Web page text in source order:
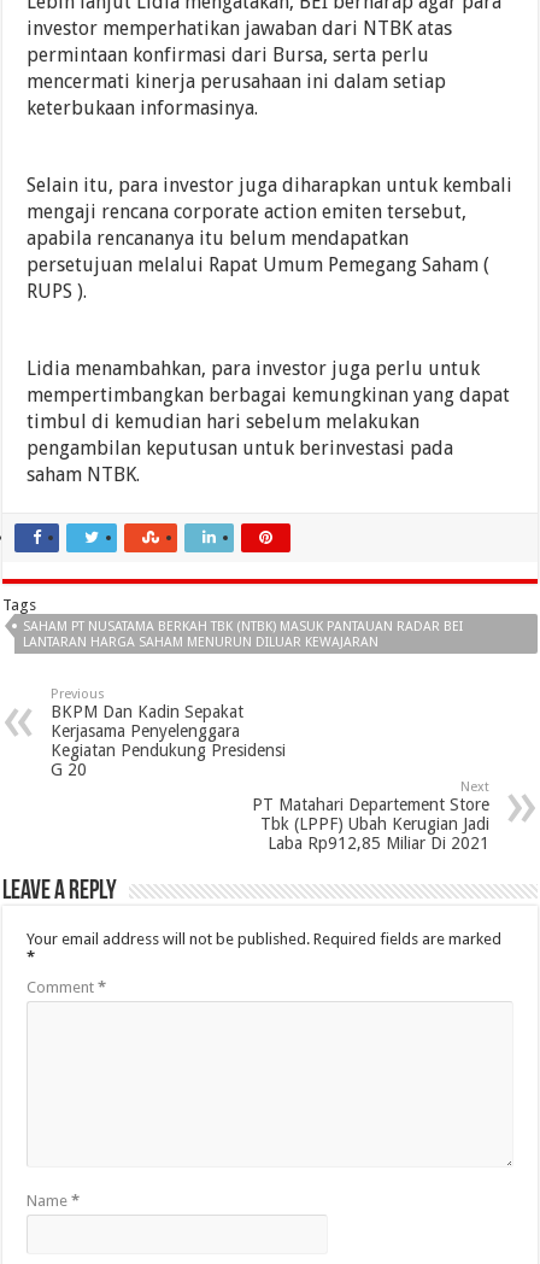
investor memperhatikan jawaban dari NTBK atas
permintaan konfirmasi dari Bursa, serta perlu
mencermati kinerja perusahaan ini dalam setiap
keterbukaan informasinya.
Selain itu, para investor juga diharapkan untuk kembali
mengaji rencana corporate action emiten tersebut,
apabila rencananya itu belum mendapatkan
persetujuan melalui Rapat Umum Pemegang Saham (
RUPS ).
Lidia menambahkan, para investor juga perlu untuk
mempertimbangkan berbagai kemungkinan yang dapat
timbul di kemudian hari sebelum melakukan
pengambilan keputusan untuk berinvestasi pada
saham NTBK.
Tags
SAHAM PT NUSATAMA BERKAH TBK (NTBK) MASUK PANTAUAN RADAR BEI
LANTARAN HARGA SAHAM MENURUN DILUAR KEWAJARAN
Previous
BKPM Dan Kadin Sepakat
Kerjasama Penyelenggara
Kegiatan Pendukung Presidensi
G 20
Next
PT Matahari Departement Store
Tbk (LPPF) Ubah Kerugian Jadi
Laba Rp912,85 Miliar Di 2021
Leave a Reply
Your email address will not be published. Required fields are marked
*
Comment*
Name*